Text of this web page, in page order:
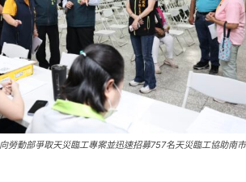
勞動部爭取天災臨工專案並迅速招募757名天災臨工協助南市